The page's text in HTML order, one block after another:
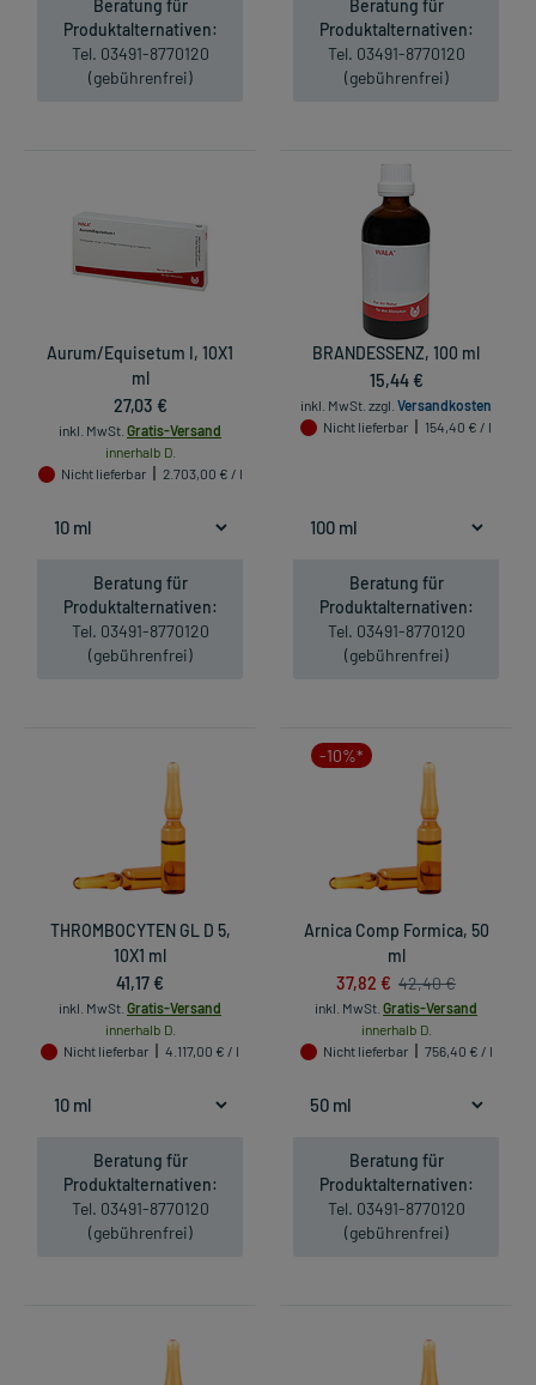
Beratung für
Produktalternativen:
Tel. 03491-8770120
(gebührenfrei)
Beratung für
Produktalternativen:
Tel. 03491-8770120
(gebührenfrei)
Aurum/Equisetum I, 10X1
ml
27,03 €
inkl. MwSt. Gratis-Versand
innerhalb D.
Nicht lieferbar
2.703,00 € / l
Beratung für
Produktalternativen:
Tel. 03491-8770120
(gebührenfrei)
BRANDESSENZ, 100 ml
15,44 €
inkl. MwSt. zzgl. Versandkosten
Nicht lieferbar
154,40 € / l
Beratung für
Produktalternativen:
Tel. 03491-8770120
(gebührenfrei)
THROMBOCYTEN GL D 5,
10X1 ml
41,17 €
inkl. MwSt. Gratis-Versand
innerhalb D.
Nicht lieferbar
4.117,00 € / l
Beratung für
Produktalternativen:
Tel. 03491-8770120
(gebührenfrei)
-10%*
Arnica Comp Formica, 50
ml
37,82 € 42,40 €
inkl. MwSt. Gratis-Versand
innerhalb D.
Nicht lieferbar
756,40 € / l
Beratung für
Produktalternativen:
Tel. 03491-8770120
(gebührenfrei)